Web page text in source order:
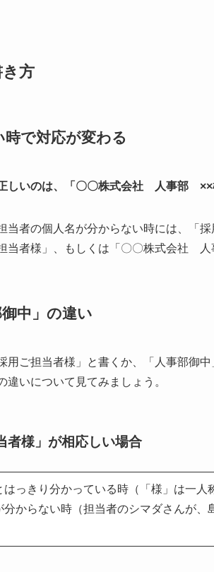
方
で対応が変わる
しいのは、「〇〇株式会社 人事部 ××
当者の個人名が分からない時には、「
者様」、もしくは「〇〇株式会社 人
中」の違い
ご担当者様」と書くか、「人事部御中
いについて見てみましょう。
者様」が相応しい場合
っきり分かっている時（「様」は一人
分からない時（担当者のシマダさんが、